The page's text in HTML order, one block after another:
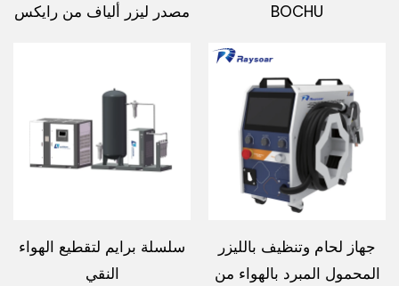
BOCHU
مصدر ليزر ألياف من رايكس
جهاز لحام وتنظيف بالليزر
المحمول المبرد بالهواء من
سلسلة برايم لتقطيع الهواء
النقي